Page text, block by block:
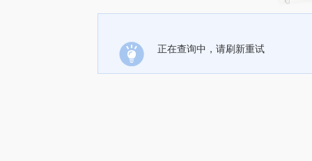
正在查询中，请刷新重试